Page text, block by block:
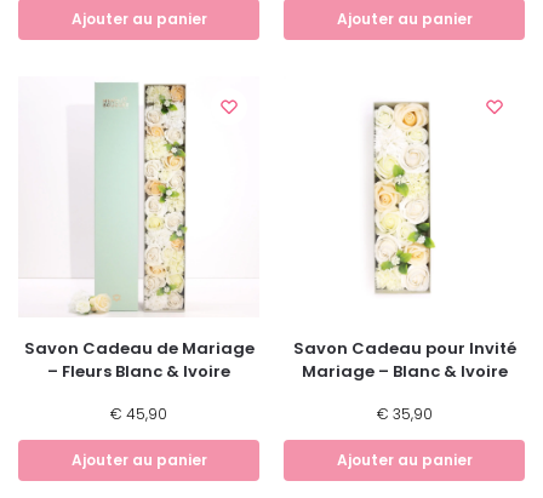
Ajouter au panier Ajouter au panier
Savon Cadeau de Mariage
– Fleurs Blanc & Ivoire
€ 45,90
Ajouter au panier
Savon Cadeau pour Invité
Mariage – Blanc & Ivoire
€ 35,90
Ajouter au panier